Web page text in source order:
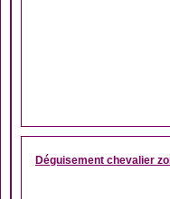
Déguisement chevalier